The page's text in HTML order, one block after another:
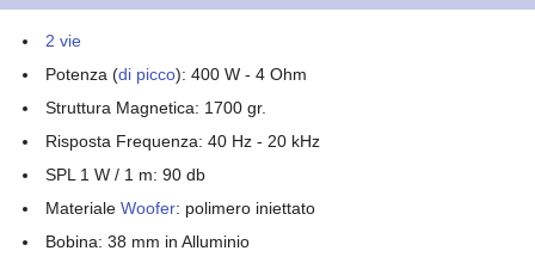
2 vie
Potenza (di picco): 400 W - 4 Ohm
Struttura Magnetica: 1700 gr.
Risposta Frequenza: 40 Hz - 20 kHz
SPL 1 W / 1 m: 90 db
Materiale Woofer: polimero iniettato
Bobina: 38 mm in Alluminio